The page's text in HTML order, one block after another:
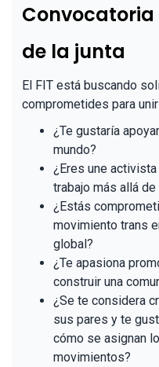
de la junta
El FIT está buscando
comprometides para
¿Te gustaría
mundo?
¿Eres une
trabajo más allá
¿Estás
movimiento trans
global?
¿Te apasiona
construir una
¿Se te considera
sus pares y te
cómo se asignan
movimientos?